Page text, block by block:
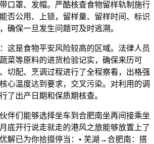
口罩、发帽。严酷核查食物留样轨制施行
否公用、上锁，留样量、留样时间、标识
确保一旦发生问题可及时逃溯。
是食物平安风险较高的区域。法律人员
菜等原料的进货检验记实，确保来历可
切配、烹调过程进行了全程察看，出格强
心温度达到要求，交叉污染。对利用的调
了出产日期和保质期核查。
们能够选择坐车到合肥南坐再间接乘坐
底开行说走就走的港风之旅能够放置上了
解已为你拾掇停当：• 芜湖→合肥南：搭